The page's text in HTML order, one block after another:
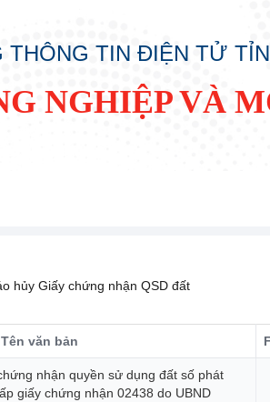
THÔNG TIN ĐIỆN TỬ
NGHIỆP VÀ
hủy Giấy chứng nhận QSD đất
Tên văn bản
nhận quyền sử dụng đất số phát
giấy chứng nhận 02438 do UBND